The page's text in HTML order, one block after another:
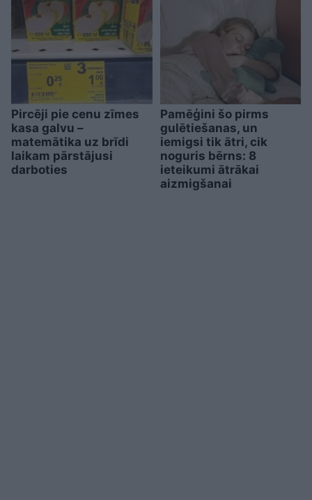
Pircēji pie cenu zīmes
kasa galvu –
matemātika uz brīdi
laikam pārstājusi
darboties
Pamēģini šo pirms
gulētiešanas, un
iemigsi tik ātri, cik
noguris bērns: 8
ieteikumi ātrākai
aizmigšanai